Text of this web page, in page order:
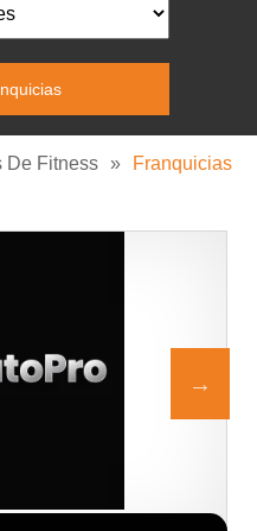
De Fitness »
Franquicias